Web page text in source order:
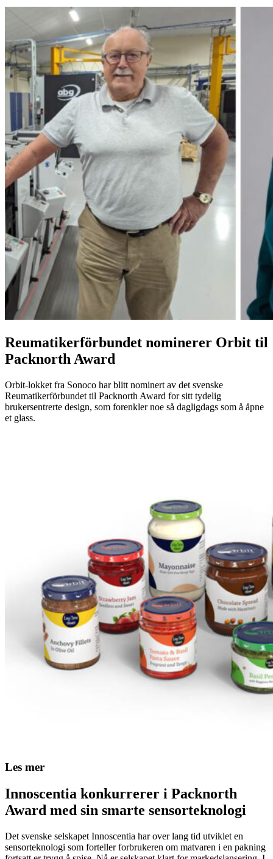
Reumatikerförbundet nominerer Orbit til
Packnorth Award
Orbit-lokket fra Sonoco har blitt nominert av det svenske
Reumatikerförbundet til Packnorth Award for sitt tydelig
brukersentrerte design, som forenkler noe så dagligdags som å åpne
et glass.
Les mer
Innoscentia konkurrerer i Packnorth
Award med sin smarte sensorteknologi
Det svenske selskapet Innoscentia har over lang tid utviklet en
sensorteknologi som forteller forbrukeren om matvaren i en pakning